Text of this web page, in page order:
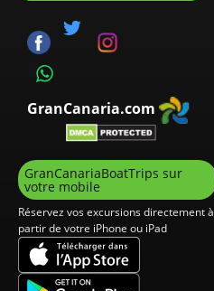
GranCanaria.com
GranCanariaBoatTrips sur
votre mobile
Réservez vos excursions directement à
partir de votre iPhone ou iPad